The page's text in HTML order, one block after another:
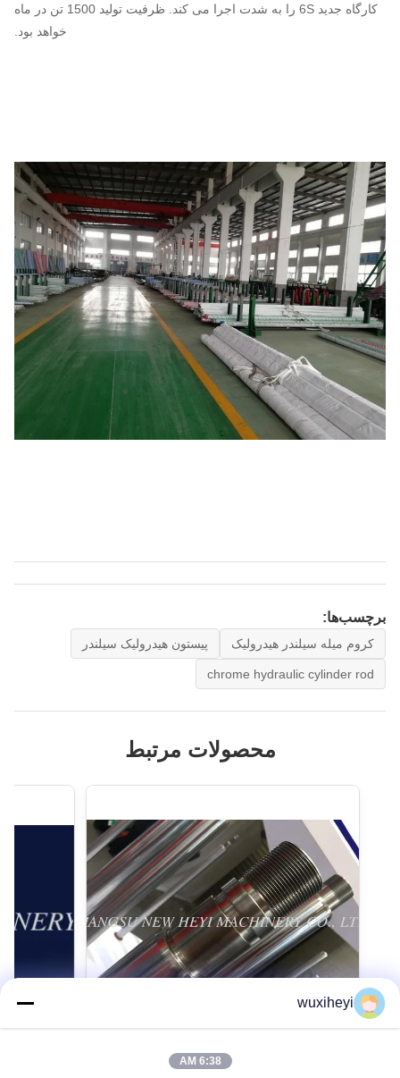
کارگاه جدید 6S را به شدت اجرا می کند. ظرفیت تولید 1500 تن در ماه
خواهد بود.
برچسب‌ها:
کروم میله سیلندر هیدرولیک پیستون هیدرولیک سیلندر
chrome hydraulic cylinder rod
محصولات مرتبط
wuxiheyi
6:38 AM